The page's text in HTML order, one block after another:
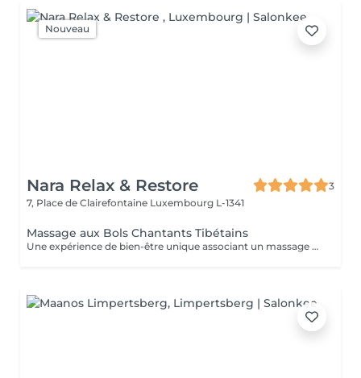
Nouveau
Nara Relax & Restore
3
7, Place de Clairefontaine Luxembourg L-1341
Massage aux Bols Chantants Tibétains
Une expérience de bien-être unique associant un massage doux, des huiles aromatiques et les sons apaisants des bols chantants tibétains. Les vibrations harmonieuses et les tonalités relaxantes créent une atmosphère immersive propice à la détente et à la déconnexion du quotidien.